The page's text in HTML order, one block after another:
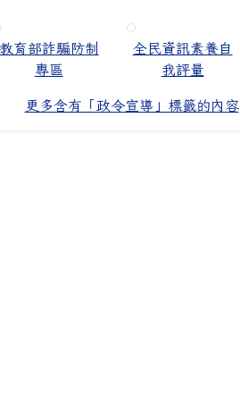
教育部詐騙防制
專區
全民資訊素養自
我評量
更多含有「政令宣導」標籤的內容